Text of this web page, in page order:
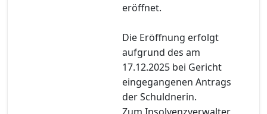
eröffnet.
Die Eröffnung erfolgt
aufgrund des am
17.12.2025 bei Gericht
eingegangenen Antrags
der Schuldnerin.